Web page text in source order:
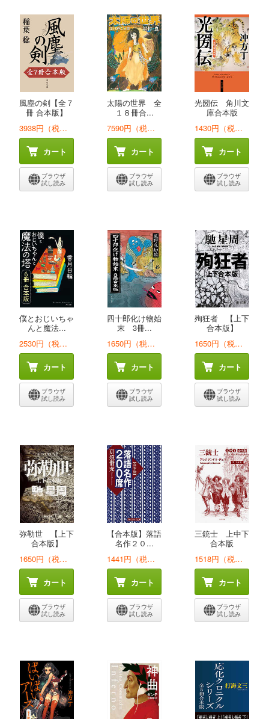
風塵の剣【全７
冊 合本版】
3938円（税込）
カート
ブラウザ
試し読み
太陽の世界 全
１８冊合...
7590円（税込）
カート
ブラウザ
試し読み
光圀伝 角川文
庫合本版
1430円（税込）
カート
ブラウザ
試し読み
僕とおじいちゃ
んと魔法...
2530円（税込）
カート
ブラウザ
試し読み
四十郎化け物始
末 3冊...
1650円（税込）
カート
ブラウザ
試し読み
殉狂者 【上下
合本版】
1650円（税込）
カート
ブラウザ
試し読み
弥勒世 【上下
合本版】
1650円（税込）
カート
ブラウザ
試し読み
【合本版】落語
名作２０...
1441円（税込）
カート
ブラウザ
試し読み
三銃士 上中下
合本版
1518円（税込）
カート
ブラウザ
試し読み